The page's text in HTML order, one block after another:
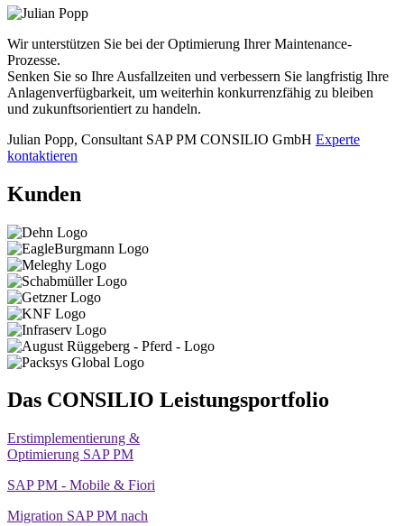
Wir unterstützen Sie bei der Optimierung Ihrer Maintenance-
Prozesse.
Senken Sie so Ihre Ausfallzeiten und verbessern Sie langfristig Ihre
Anlagenverfügbarkeit, um weiterhin konkurrenzfähig zu bleiben
und zukunftsorientiert zu handeln.
Julian Popp, Consultant SAP PM CONSILIO GmbH Experte
kontaktieren
Kunden
Das CONSILIO Leistungsportfolio
Erstimplementierung &
Optimierung SAP PM
SAP PM - Mobile & Fiori
Migration SAP PM nach